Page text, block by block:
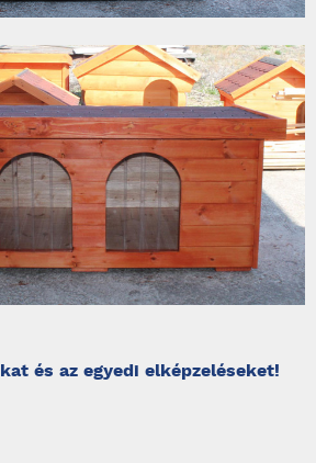
és az egyedi elképzeléseket!